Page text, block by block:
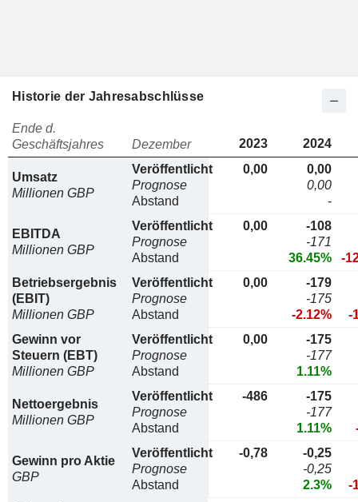
Historie der Jahresabschlüsse
Ende d.
Geschäftsjahres
Dezember 2023 2024
Umsatz
Millionen GBP
Veröffentlicht
Prognose
Abstand
0,00
0,00
0,00
-
EBITDA
Millionen GBP
Veröffentlicht
Prognose
Abstand
0,00
-108
-171
36.45%
-
Betriebsergebnis
(EBIT)
Millionen GBP
Veröffentlicht
Prognose
Abstand
0,00
-179
-175
-2.12%
-
Gewinn vor
Steuern (EBT)
Millionen GBP
Veröffentlicht
Prognose
Abstand
0,00
-175
-177
1.11%
Nettoergebnis
Millionen GBP
Veröffentlicht
Prognose
Abstand
-486
-175
-177
1.11%
Gewinn pro Aktie
GBP
Veröffentlicht
Prognose
Abstand
-0,78
-0,25
-0,25
2.3%
-